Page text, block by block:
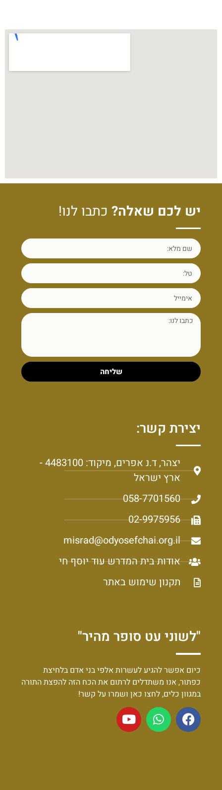
יש לכם שאלה?כתבו לנו!
שליחה
יצירת קשר:
יצהר, ד.נ אפרים, מיקוד: 4483100 -
ארץ ישראל
058-7701560
02-9975956
misrad@odyosefchai.org.il
אודות בית המדרש עוד יוסף חי
תקנון שימוש באתר
"לשוני עט סופר מהיר"
כיום אפשר להגיע לעשרות אלפי בני אדם בלחיצת
כפתור, אנו משתדלים לרתום את הכח הזה להפצת התורה
במגוון כלים, לחצו כאן ושמרו על קשר!